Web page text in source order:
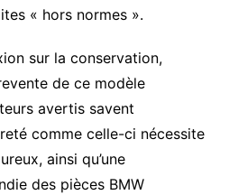
« hors normes ».
sur la conservation,
de ce modèle
avertis savent
comme celle-ci nécessite
ainsi qu’une
des pièces BMW